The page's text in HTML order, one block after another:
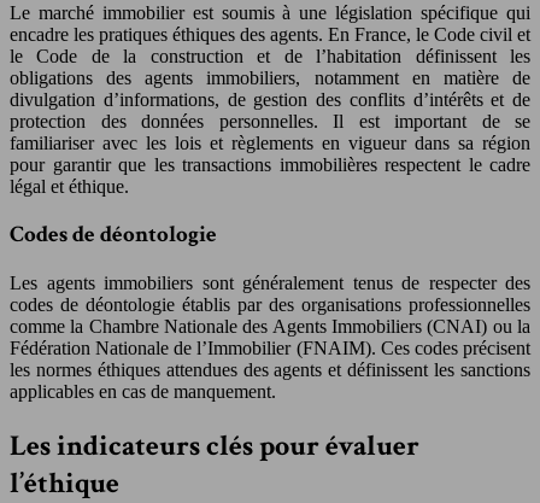
Le marché immobilier est soumis à une législation spécifique qui
encadre les pratiques éthiques des agents. En France, le Code civil et
le Code de la construction et de l’habitation définissent les
obligations des agents immobiliers, notamment en matière de
divulgation d’informations, de gestion des conflits d’intérêts et de
protection des données personnelles. Il est important de se
familiariser avec les lois et règlements en vigueur dans sa région
pour garantir que les transactions immobilières respectent le cadre
légal et éthique.
Codes de déontologie
Les agents immobiliers sont généralement tenus de respecter des
codes de déontologie établis par des organisations professionnelles
comme la Chambre Nationale des Agents Immobiliers (CNAI) ou la
Fédération Nationale de l’Immobilier (FNAIM). Ces codes précisent
les normes éthiques attendues des agents et définissent les sanctions
applicables en cas de manquement.
Les indicateurs clés pour évaluer
l’éthique